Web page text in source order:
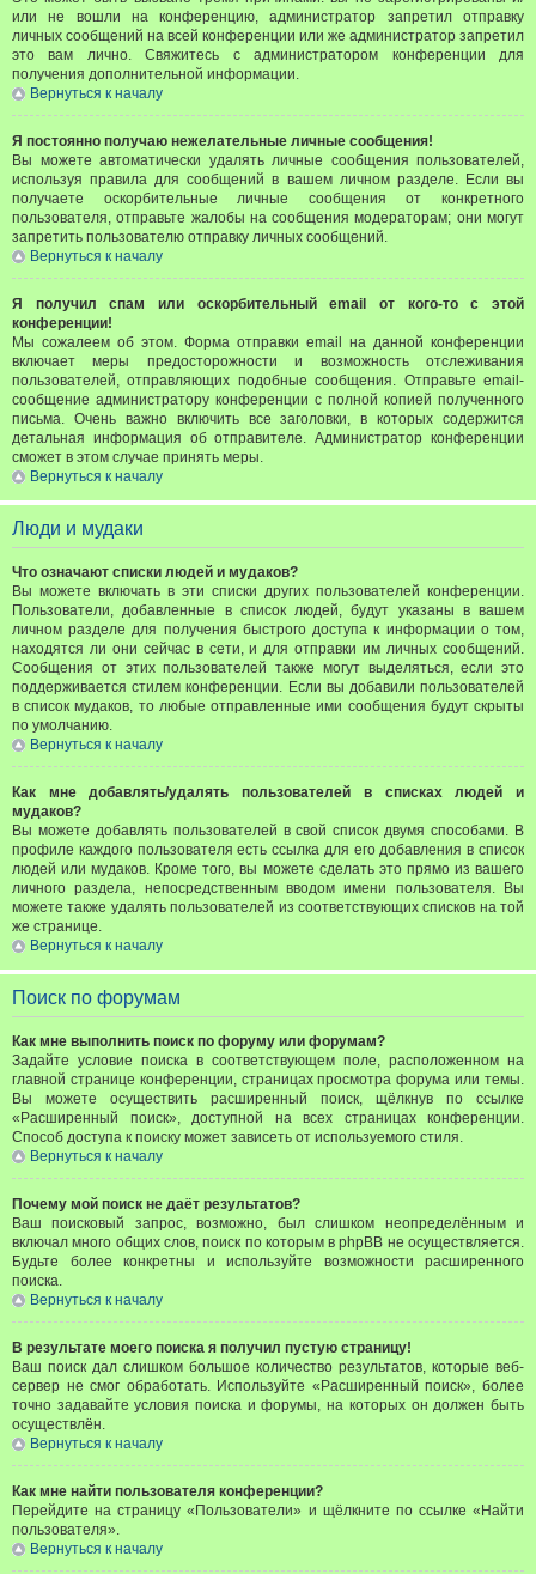
или не вошли на конференцию, администратор запретил отправку
личных сообщений на всей конференции или же администратор запретил
это вам лично. Свяжитесь с администратором конференции для
получения дополнительной информации.
Вернуться к началу
Я постоянно получаю нежелательные личные сообщения!
Вы можете автоматически удалять личные сообщения пользователей,
используя правила для сообщений в вашем личном разделе. Если вы
получаете оскорбительные личные сообщения от конкретного
пользователя, отправьте жалобы на сообщения модераторам; они могут
запретить пользователю отправку личных сообщений.
Вернуться к началу
Я получил спам или оскорбительный email от кого-то с этой
конференции!
Мы сожалеем об этом. Форма отправки email на данной конференции
включает меры предосторожности и возможность отслеживания
пользователей, отправляющих подобные сообщения. Отправьте email-
сообщение администратору конференции с полной копией полученного
письма. Очень важно включить все заголовки, в которых содержится
детальная информация об отправителе. Администратор конференции
сможет в этом случае принять меры.
Вернуться к началу
Люди и мудаки
Что означают списки людей и мудаков?
Вы можете включать в эти списки других пользователей конференции.
Пользователи, добавленные в список людей, будут указаны в вашем
личном разделе для получения быстрого доступа к информации о том,
находятся ли они сейчас в сети, и для отправки им личных сообщений.
Сообщения от этих пользователей также могут выделяться, если это
поддерживается стилем конференции. Если вы добавили пользователей
в список мудаков, то любые отправленные ими сообщения будут скрыты
по умолчанию.
Вернуться к началу
Как мне добавлять/удалять пользователей в списках людей и
мудаков?
Вы можете добавлять пользователей в свой список двумя способами. В
профиле каждого пользователя есть ссылка для его добавления в список
людей или мудаков. Кроме того, вы можете сделать это прямо из вашего
личного раздела, непосредственным вводом имени пользователя. Вы
можете также удалять пользователей из соответствующих списков на той
же странице.
Вернуться к началу
Поиск по форумам
Как мне выполнить поиск по форуму или форумам?
Задайте условие поиска в соответствующем поле, расположенном на
главной странице конференции, страницах просмотра форума или темы.
Вы можете осуществить расширенный поиск, щёлкнув по ссылке
«Расширенный поиск», доступной на всех страницах конференции.
Способ доступа к поиску может зависеть от используемого стиля.
Вернуться к началу
Почему мой поиск не даёт результатов?
Ваш поисковый запрос, возможно, был слишком неопределённым и
включал много общих слов, поиск по которым в phpBB не осуществляется.
Будьте более конкретны и используйте возможности расширенного
поиска.
Вернуться к началу
В результате моего поиска я получил пустую страницу!
Ваш поиск дал слишком большое количество результатов, которые веб-
сервер не смог обработать. Используйте «Расширенный поиск», более
точно задавайте условия поиска и форумы, на которых он должен быть
осуществлён.
Вернуться к началу
Как мне найти пользователя конференции?
Перейдите на страницу «Пользователи» и щёлкните по ссылке «Найти
пользователя».
Вернуться к началу